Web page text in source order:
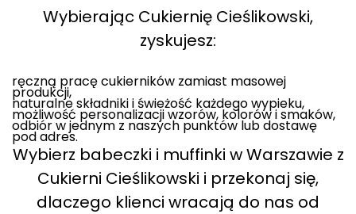
Wybierając Cukiernię Cieślikowski,
zyskujesz:
ręczną pracę cukierników zamiast masowej
produkcji,
naturalne składniki i świeżość każdego wypieku,
możliwość personalizacji wzorów, kolorów i smaków,
odbiór w jednym z naszych punktów lub dostawę
pod adres.
Wybierz babeczki i muffinki w Warszawie z
Cukierni Cieślikowski i przekonaj się,
dlaczego klienci wracają do nas od